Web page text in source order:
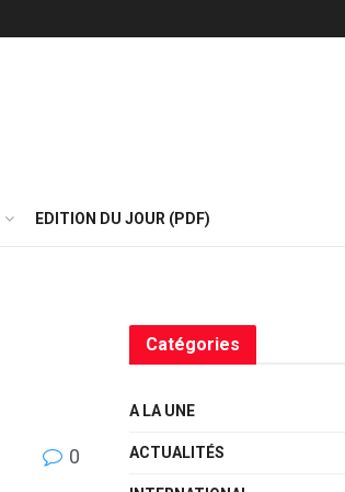
EDITION DU JOUR (PDF)
0
Catégories
A LA UNE
ACTUALITÉS